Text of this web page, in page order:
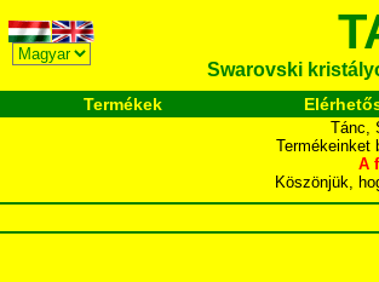
Swarovski
Termékek
Tánc,
Termékeinket
A
Köszönjük,